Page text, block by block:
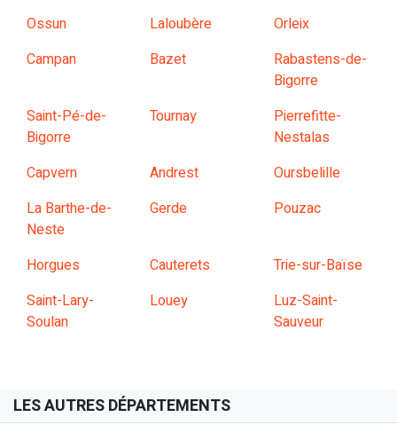
Ossun
Laloubère
Orleix
Campan
Bazet
Rabastens-de-
Bigorre
Saint-Pé-de-
Bigorre
Tournay
Pierrefitte-
Nestalas
Capvern
Andrest
Oursbelille
La Barthe-de-
Neste
Gerde Pouzac
Horgues Cauterets
Trie-sur-Baïse
Saint-Lary-
Soulan
Louey
Luz-Saint-
Sauveur
LES AUTRES DÉPARTEMENTS